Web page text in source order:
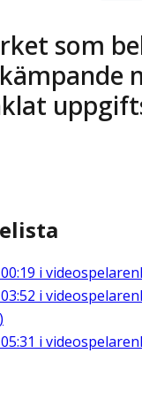
som
00:19 i videospelaren
03:52 i videospelaren
05:31 i videospelaren